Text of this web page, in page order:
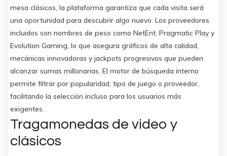
mesa clásicos, la plataforma garantiza que cada visita será
una oportunidad para descubrir algo nuevo. Los proveedores
incluidos son nombres de peso como NetEnt, Pragmatic Play y
Evolution Gaming, lo que asegura gráficos de alta calidad,
mecánicas innovadoras y jackpots progresivos que pueden
alcanzar sumas millonarias. El motor de búsqueda interno
permite filtrar por popularidad, tipo de juego o proveedor,
facilitando la selección incluso para los usuarios más
exigentes.
Tragamonedas de video y
clásicos